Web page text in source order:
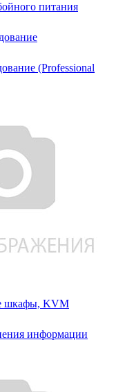
питания
(Professional
шкафы, KVM
информации